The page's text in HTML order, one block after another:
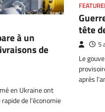
à un
de
en Ukraine ont
de l’économie
tête
5
Le
après